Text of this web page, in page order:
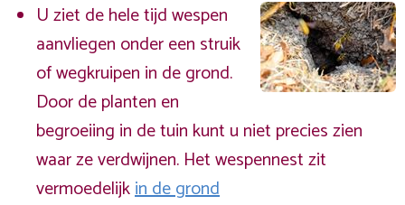
U ziet de hele tijd wespen
aanvliegen onder een struik
of wegkruipen in de grond.
Door de planten en
begroeiing in de tuin kunt u niet precies zien
waar ze verdwijnen. Het wespennest zit
vermoedelijkin de grond